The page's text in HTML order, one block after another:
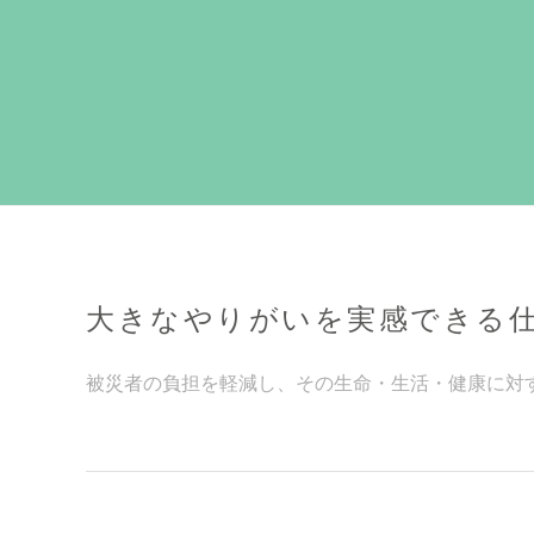
大きなやりがいを実感できる
被災者の負担を軽減し、その生命・生活・健康に対